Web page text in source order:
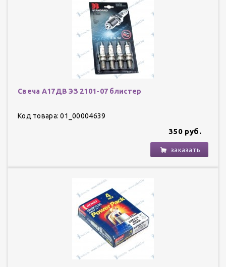
Свеча А17ДВ ЭЗ 2101-07 блистер
Код товара: 01_00004639
350 руб.
заказать